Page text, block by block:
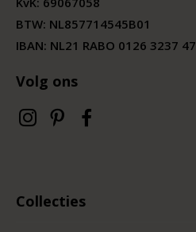
BTW: NL857714545B01
IBAN: NL21 RABO 0126 3237 47
Volg ons
Collecties